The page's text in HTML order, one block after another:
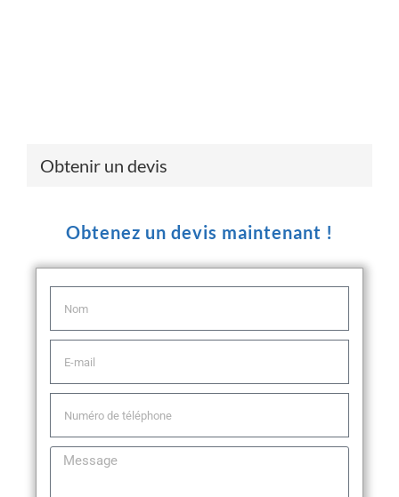
Obtenir un devis
Obtenez un devis maintenant !